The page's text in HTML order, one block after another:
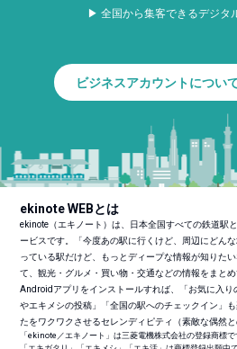
▶ 全国から集客できるデジタ
ビジネスアカウントについ
ekinote WEBとは
ekinote（エキノート）は、日本全国すべての鉄道駅
ービスです。「今度あの駅に行くけど、周辺にどん
っている駅だけど、もっとディープな情報が知りた
て、観光・グルメ・買い物・交通などの情報をまと
Androidアプリをインストールすれば、「お気に入り
やエキメシの投稿」「全国の駅へのチェックイン」
たをワクワクさせるセレンディピティ（素敵な偶然
「ekinote／エキノート」は三菱電機株式会社の登録商標で